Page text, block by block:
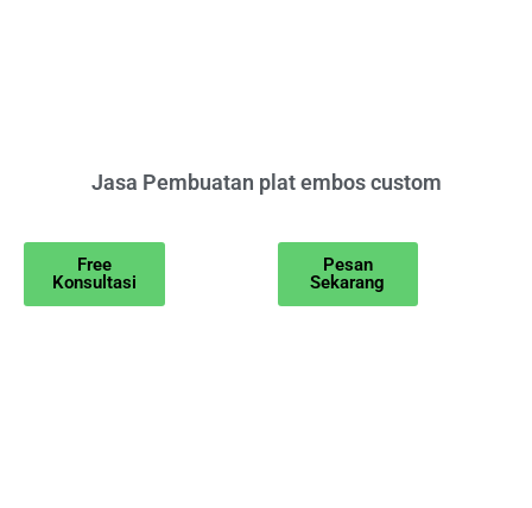
Jasa Pembuatan plat embos custom
Free
Konsultasi
Pesan
Sekarang